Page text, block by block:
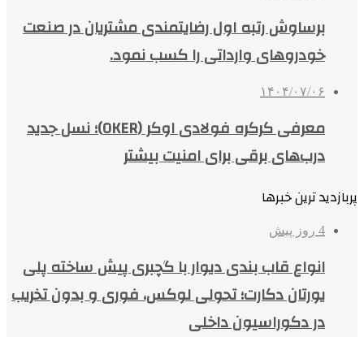
برساوش رتبه اول رضایتمندی مشتریان در صنعت
خودروهای وارداتی را کسب نمود.
۱۴۰۴/۰۷/۰۶
معرفی کرکره فولادی اوکر (OKER)؛ نسل جدید
درب‌های برقی برای امنیت بیشتر
پربازدید ترین خبرها
4 روز پیش
انواع قاب بندی دیوار با گچبری پیش ساخته پلی
یورتان دکارت؛ تحولی لوکس، فوری و بدون تخریب
در دکوراسیون داخلی